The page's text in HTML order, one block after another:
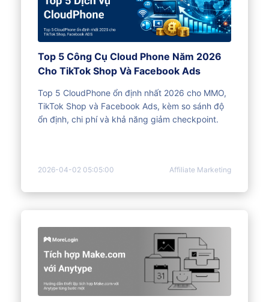
Top 5 Công Cụ Cloud Phone Năm 2026
Cho TikTok Shop Và Facebook Ads
Top 5 CloudPhone ổn định nhất 2026 cho MMO,
TikTok Shop và Facebook Ads, kèm so sánh độ
ổn định, chi phí và khả năng giảm checkpoint.
2026-04-02 05:05:00 Affiliate Marketing